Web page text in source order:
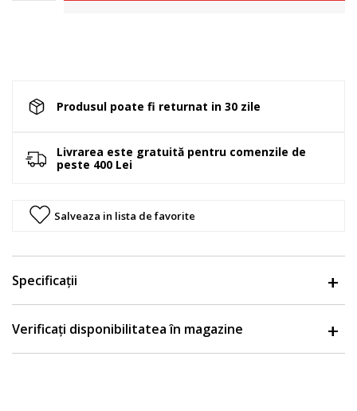
Produsul poate fi returnat in 30 zile
Livrarea este gratuită pentru comenzile de
peste 400 Lei
Salveaza in lista de favorite
Specificații
Verificați disponibilitatea în magazine